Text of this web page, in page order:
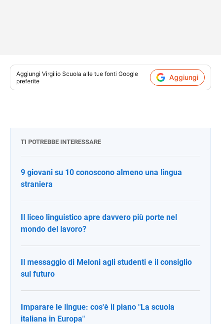
Aggiungi Virgilio Scuola alle tue fonti Google
preferite
Aggiungi
TI POTREBBE INTERESSARE
9 giovani su 10 conoscono almeno una lingua
straniera
Il liceo linguistico apre davvero più porte nel
mondo del lavoro?
Il messaggio di Meloni agli studenti e il consiglio
sul futuro
Imparare le lingue: cos'è il piano "La scuola
italiana in Europa"